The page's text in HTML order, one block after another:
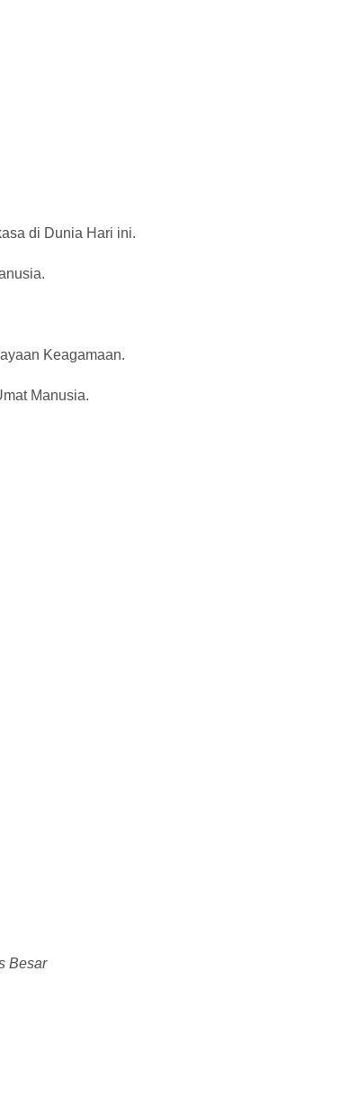
di Dunia Hari ini.
Keagamaan.
Manusia.
Besar